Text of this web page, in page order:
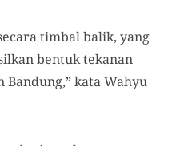
timbal balik, yang
bentuk tekanan
kata Wahyu